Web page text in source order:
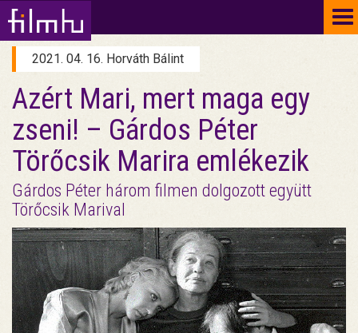
2021. 04. 16. Horváth Bálint
Azért Mari, mert maga egy
zseni! – Gárdos Péter
Törőcsik Marira emlékezik
Gárdos Péter három filmen dolgozott együtt
Törőcsik Marival